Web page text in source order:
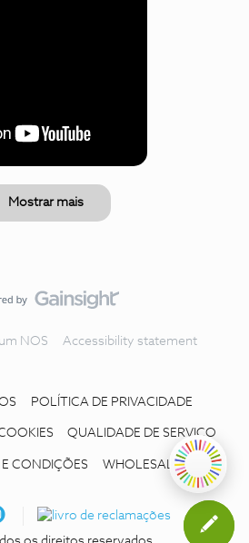
Mostrar mais
NOS Accessibility statement
POLÍTICA DE PRIVACIDADE
QUALIDADE DE SERVIÇO
CONDIÇÕES WHOLESALE